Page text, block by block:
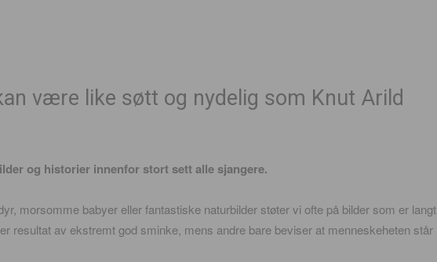
være like søtt og nydelig som Knut Arild
og historier innenfor stort sett alle sjangere.
morsomme babyer eller fantastiske naturbilder støter vi ofte på bilder som er langt
resultat av ekstremt god sminke, mens andre bare beviser at menneskeheten står